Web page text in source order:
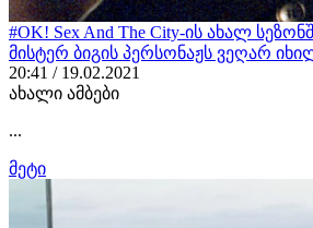
#OK! Sex And The City-ის ახალ
მისტერ ბიგის პერსონაჟს ვეღარ
20:41 / 19.02.2021
ახალი ამბები
...
მეტი